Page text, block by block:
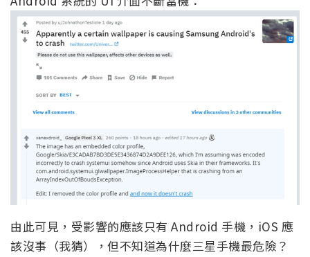
由此可見，受影響的應該只有 Android 手機，iOS 應
該沒事（我猜），但不知道為什麼三星手機最危險？